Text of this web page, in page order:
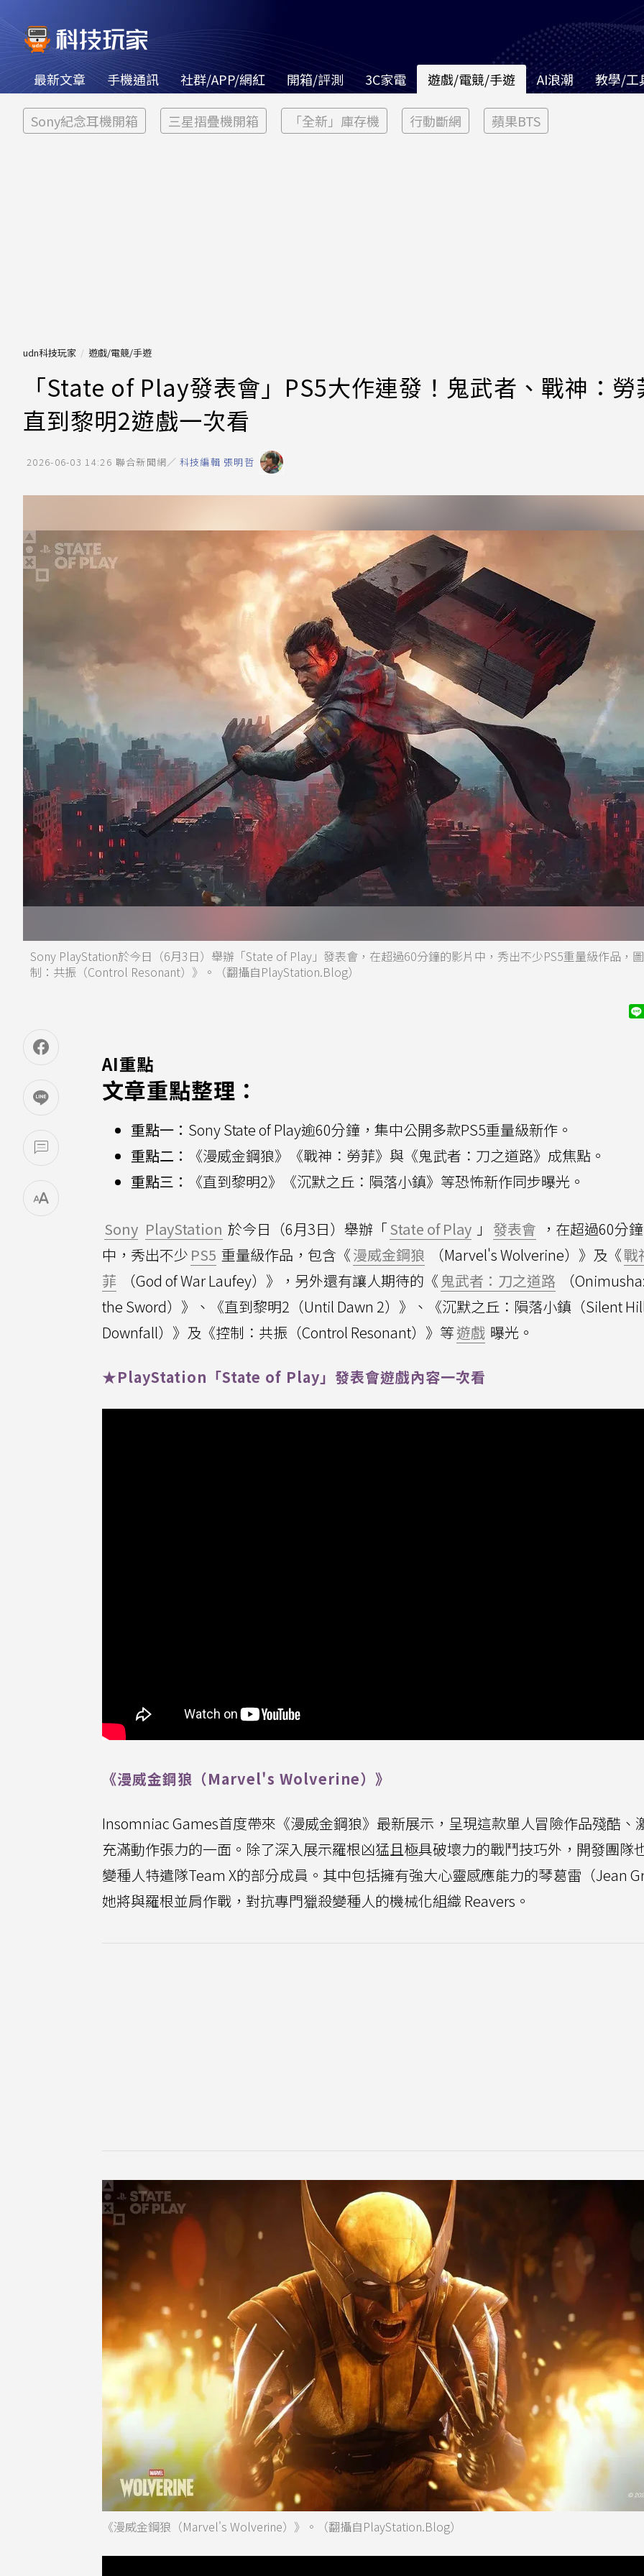
最新文章 手機通訊 社群/APP/網紅 開箱/評測 3C家電 遊戲/電競/手遊 AI浪潮 教學/工
Sony紀念耳機開箱 三星摺疊機開箱 「全新」庫存機 行動斷網 蘋果BTS
udn科技玩家 遊戲/電競/手遊
「State of Play發表會」PS5大作連發！鬼武者、戰神：勞
直到黎明2遊戲一次看
2026-06-03 14:26 聯合新聞網／ 科技編輯 張明哲
Sony PlayStation於今日（6月3日）舉辦「State of Play」發表會，在超過60分鐘的影片中，秀出不少PS5重量級作品，
制：共振（Control Resonant）》。（翻攝自PlayStation.Blog）
AI重點
文章重點整理：
重點一： Sony State of Play逾60分鐘，集中公開多款PS5重量級新作。
重點二：
《漫威金鋼狼》《戰神：勞菲》與《鬼武者：刀之道路》成焦點。
重點三：
《直到黎明2》《沉默之丘：隕落小鎮》等恐怖新作同步曝光。
Sony PlayStation 於今日（6月3日）舉辦「State of Play 」 發表會 ，在超過60分
中，秀出不少 PS5 重量級作品，包含《漫威金鋼狼 （Marvel's Wolverine）》及《戰
菲
（God of War Laufey）》，另外還有讓人期待的《 鬼武者：刀之道路
（
the Sword）》、《直到黎明2（Until Dawn 2）》、《沉默之丘：隕落小鎮（Silent
Downfall）》及《控制：共振（Control Resonant）》等遊戲 曝光。
★PlayStation「State of Play」發表會遊戲內容一次看
《漫威金鋼狼（Marvel's Wolverine）》
Insomniac Games首度帶來《漫威金鋼狼》最新展示，呈現這款單人冒險作品殘酷、
充滿動作張力的一面。除了深入展示羅根凶猛且極具破壞力的戰鬥技巧外，開發團隊
變種人特遣隊Team X的部分成員。其中包括擁有強大心靈感應能力的琴葛雷（Jean
她將與羅根並肩作戰，對抗專門獵殺變種人的機械化組織 Reavers。
《漫威金鋼狼（Marvel's Wolverine）》。（翻攝自PlayStation.Blog）